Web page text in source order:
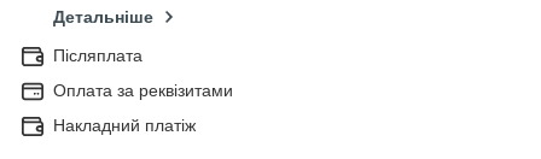
Детальніше
Післяплата
Оплата за реквізитами
Накладний платіж